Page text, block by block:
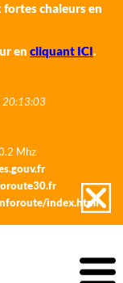
chaleurs en
en cliquant ICI.
20:13:03
Mhz
index.html